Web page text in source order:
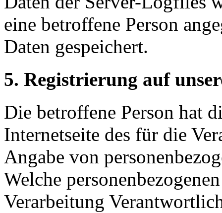
eine betroffene Person
Daten gespeichert.
5. Registrierung auf
Die betroffene Person hat
Internetseite des für die
Angabe von
Welche
Verarbeitung